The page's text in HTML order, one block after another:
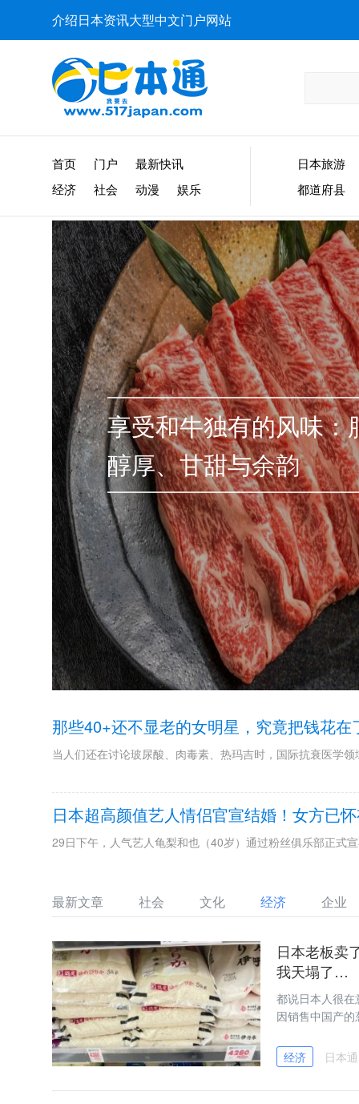
介绍日本资讯大型中文门户网站
首页 门户
最新快讯
经济
社会 动漫 娱乐
日本旅游
都道府县
享受和牛独有的风味：
醇厚、甘甜与余韵
那些40+还不显老的女明星，究竟把钱花在
当人们还在讨论玻尿酸、肉毒素、热玛吉时，国际抗衰医学
日本超高颜值艺人情侣官宣结婚！女方已
29日下午，人气艺人龟梨和也（40岁）通过粉丝俱乐部正式
最新文章 社会 文化 经济 企业
日本老板卖
我天塌了…
都说日本人很在
因销售中国产
经济 日本通